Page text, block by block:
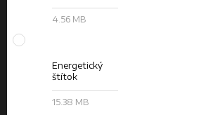
4.56 MB
Energetický
štítok
15.38 MB